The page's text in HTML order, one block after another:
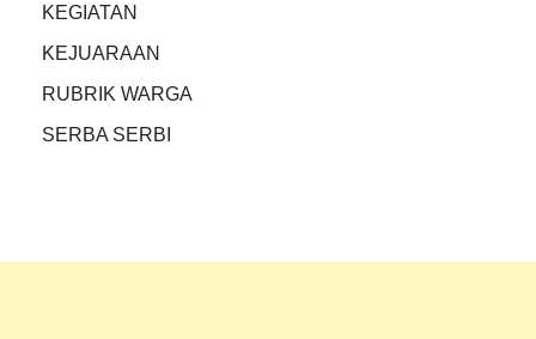
KEGIATAN
KEJUARAAN
RUBRIK WARGA
SERBA SERBI